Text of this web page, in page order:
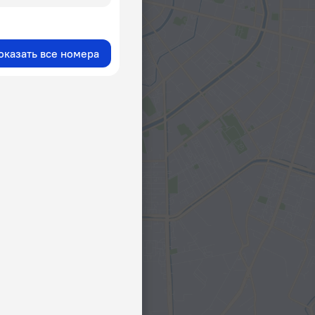
все номера